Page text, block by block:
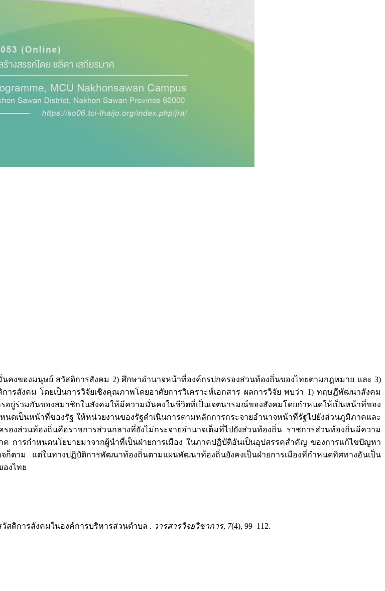
งของมนุษย์ สวัสดิการสังคม 2) ศึกษาอำนาจหน้าที่องค์กรปกครองส่วนท้องถิ่นของไทยตามกฎหมาย และ 3)
สังคม โดยเป็นการวิจัยเชิงคุณภาพโดยอาศัยการวิเคราะห์เอกสาร ผลการวิจัย พบว่า 1) ทฤษฎีพัฒนาสังคม
ยู่ร่วมกันของสมาชิกในสังคมให้มีความมั่นคงในชีวิตที่เป็นเจตนารมณ์ของสังคมโดยกำหนดให้เป็นหน้าที่ของ
ดเป็นหน้าที่ของรัฐ ให้หน่วยงานของรัฐดำเนินการตามหลักการกระจายอำนาจหน้าที่รัฐไปยังส่วนภูมิภาคและ
ส่วนท้องถิ่นคือราชการส่วนกลางที่ยังไม่กระจายอำนาจเต็มที่ไปยังส่วนท้องถิ่น ราชการส่วนท้องถิ่นมีความ
การกำหนดนโยบายมาจากผู้นำที่เป็นฝ่ายการเมือง ในภาคปฏิบัติอันเป็นอุปสรรคสำคัญ ของการแก้ไขปัญหา
ก็ตาม แต่ในทางปฏิบัติการพัฒนาท้องถิ่นตามแผนพัฒนาท้องถิ่นยังคงเป็นฝ่ายการเมืองที่กำหนดทิศทางอันเป็น
งไทย
สดิการสังคมในองค์การบริหารส่วนตำบล . วารสารวิจยวิชาการ, 7(4), 99–112.